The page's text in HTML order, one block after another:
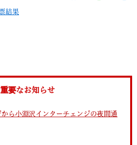
結果
重要なお知らせ
ら小淵沢インターチェンジの夜間通